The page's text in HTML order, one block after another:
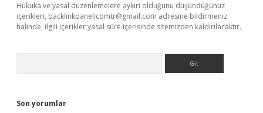
Hukuka ve yasal düzenlemelere aykırı olduğunu düşündüğünüz
içerikleri, backlinkpanelicomtr@gmail.com adresine bildirmeniz
halinde, ilgili içerikler yasal süre içerisinde sitemizden kaldırılacaktır.
Son yorumlar